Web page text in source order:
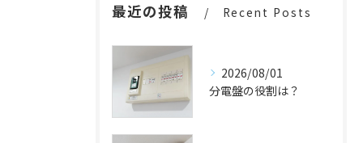
最近の投稿 Recent Posts
2026/08/01
分電盤の役割は？